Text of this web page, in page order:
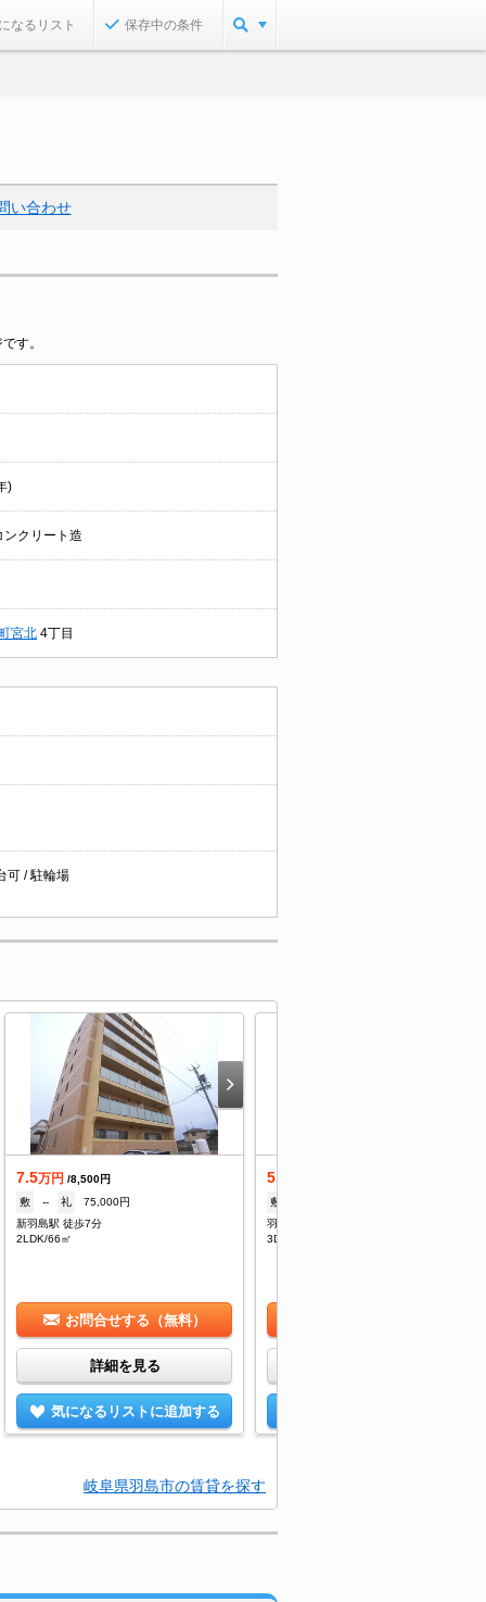
なるリスト 保存中の条件
い合わせ
す。
)
ンクリート造
宮北 4丁目
可 / 駐輪場
7.5万円 /8,500円
敷
-- 礼
75,000円
新羽島駅 徒歩7分
2LDK/66㎡
お問合せする（無料）
詳細を見る
気になるリストに追加する
5.5
敷
羽島市役所前駅 徒歩11分
3DK/44.7㎡
岐阜県羽島市の賃貸を探す